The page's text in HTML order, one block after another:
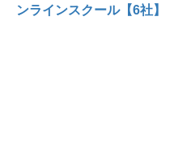
ンラインスクール【6社】